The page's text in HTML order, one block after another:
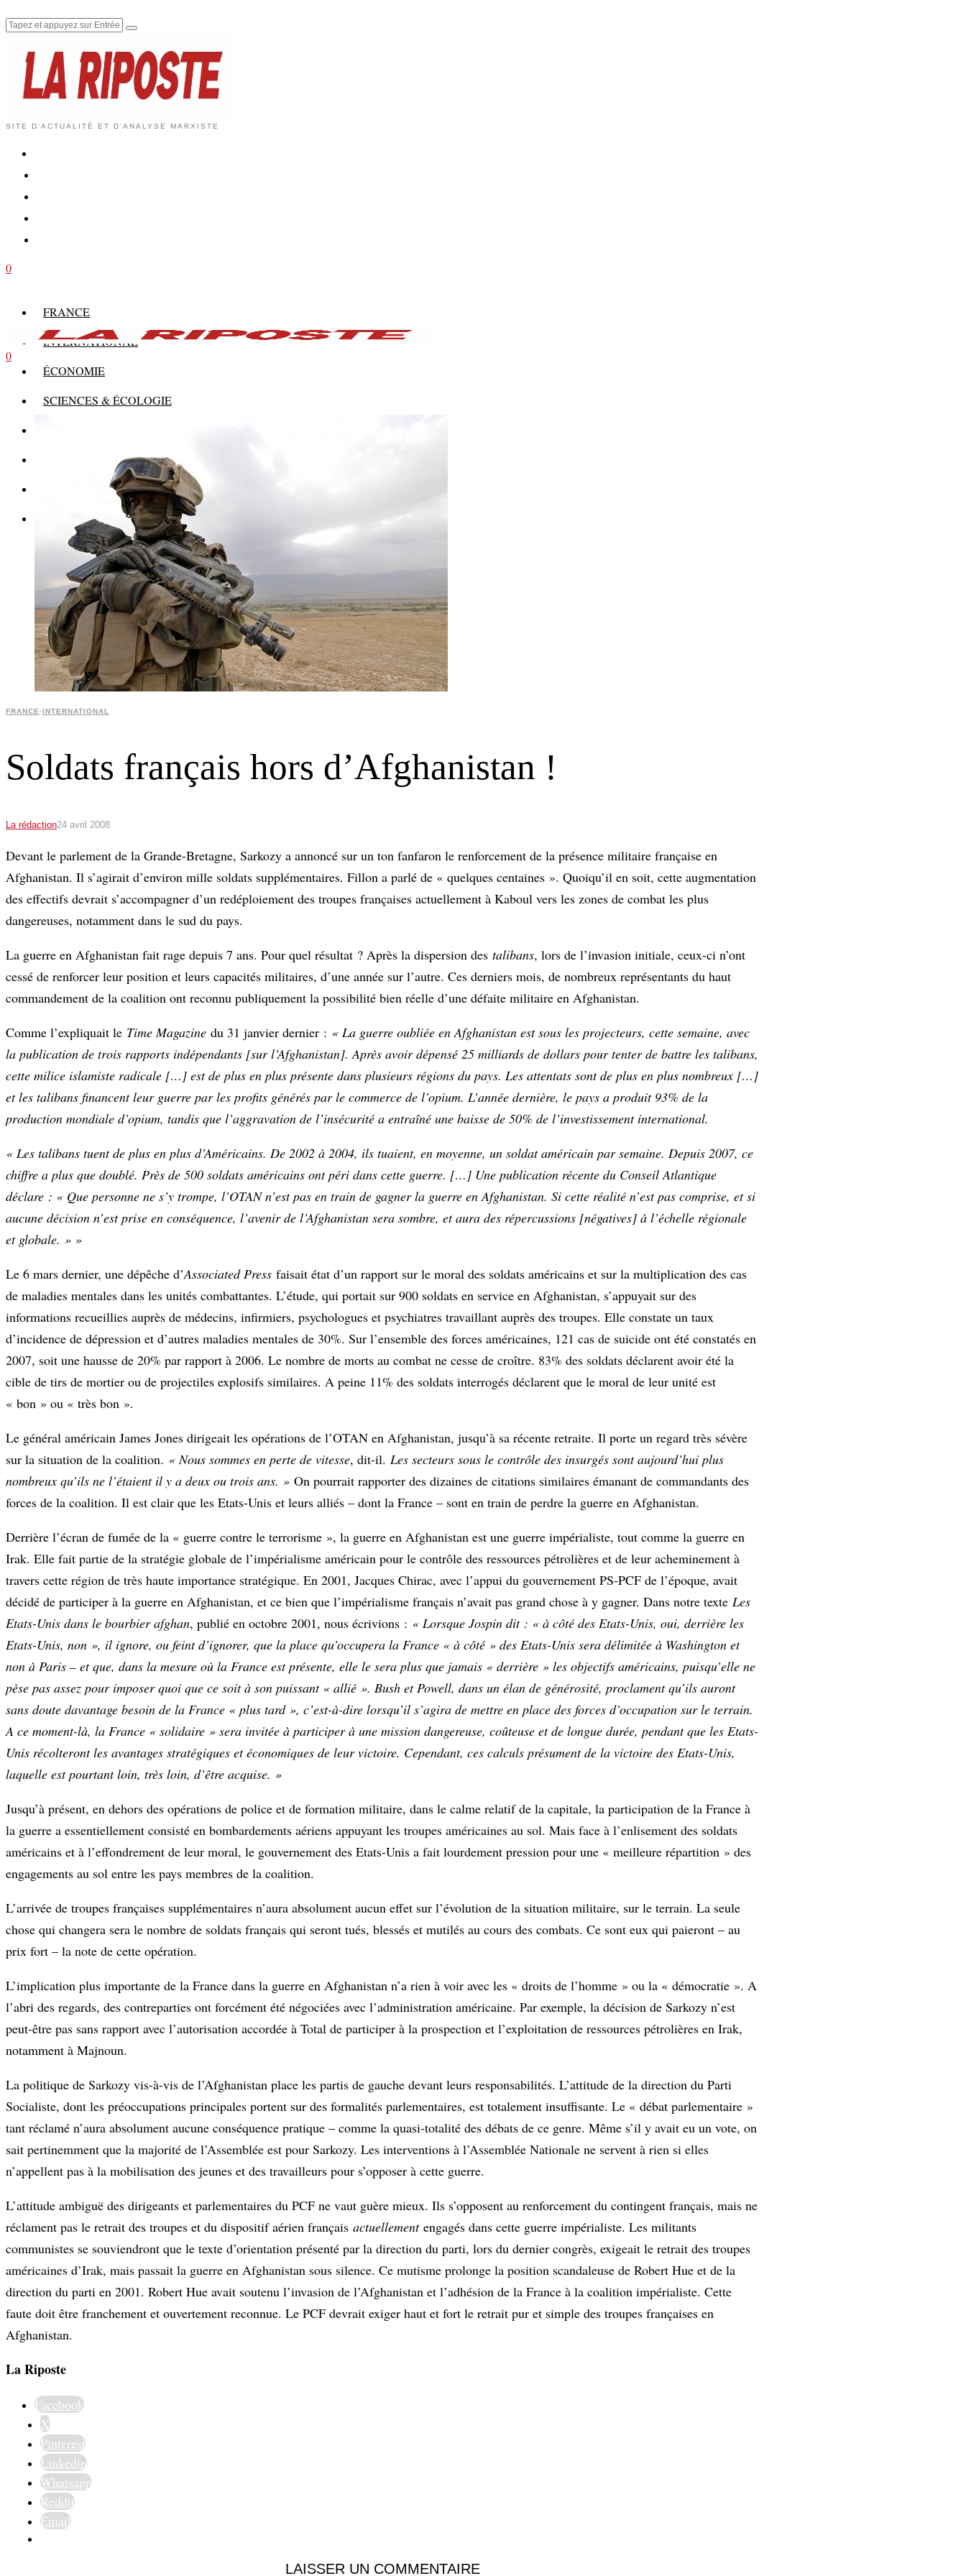
SITE D'ACTUALITÉ ET D'ANALYSE MARXISTE
0
FRANCE
INTERNATIONAL
ÉCONOMIE
SCIENCES & ÉCOLOGIE
MULTIMÉDIAS
0
FRANCE·INTERNATIONAL
Soldats français hors d’Afghanistan !
La rédaction24 avril 2008
Devant le parlement de la Grande-Bretagne, Sarkozy a annoncé sur un ton fanfaron le renforcement de la présence militaire française en
Afghanistan. Il s’agirait d’environ mille soldats supplémentaires. Fillon a parlé de « quelques centaines ». Quoiqu’il en soit, cette augmentation
des effectifs devrait s’accompagner d’un redéploiement des troupes françaises actuellement à Kaboul vers les zones de combat les plus
dangereuses, notamment dans le sud du pays.
La guerre en Afghanistan fait rage depuis 7 ans. Pour quel résultat ? Après la dispersion des talibans, lors de l’invasion initiale, ceux-ci n’ont
cessé de renforcer leur position et leurs capacités militaires, d’une année sur l’autre. Ces derniers mois, de nombreux représentants du haut
commandement de la coalition ont reconnu publiquement la possibilité bien réelle d’une défaite militaire en Afghanistan.
Comme l’expliquait le Time Magazine du 31 janvier dernier : « La guerre oubliée en Afghanistan est sous les projecteurs, cette semaine, avec
la publication de trois rapports indépendants [sur l’Afghanistan]. Après avoir dépensé 25 milliards de dollars pour tenter de battre les talibans,
cette milice islamiste radicale […] est de plus en plus présente dans plusieurs régions du pays. Les attentats sont de plus en plus nombreux […]
et les talibans financent leur guerre par les profits générés par le commerce de l’opium. L’année dernière, le pays a produit 93% de la
production mondiale d’opium, tandis que l’aggravation de l’insécurité a entraîné une baisse de 50% de l’investissement international.
« Les talibans tuent de plus en plus d’Américains. De 2002 à 2004, ils tuaient, en moyenne, un soldat américain par semaine. Depuis 2007, ce
chiffre a plus que doublé. Près de 500 soldats américains ont péri dans cette guerre. […] Une publication récente du Conseil Atlantique
déclare : « Que personne ne s’y trompe, l’OTAN n’est pas en train de gagner la guerre en Afghanistan. Si cette réalité n’est pas comprise, et si
aucune décision n’est prise en conséquence, l’avenir de l’Afghanistan sera sombre, et aura des répercussions [négatives] à l’échelle régionale
et globale. » »
Le 6 mars dernier, une dépêche d’Associated Press faisait état d’un rapport sur le moral des soldats américains et sur la multiplication des cas
de maladies mentales dans les unités combattantes. L’étude, qui portait sur 900 soldats en service en Afghanistan, s’appuyait sur des
informations recueillies auprès de médecins, infirmiers, psychologues et psychiatres travaillant auprès des troupes. Elle constate un taux
d’incidence de dépression et d’autres maladies mentales de 30%. Sur l’ensemble des forces américaines, 121 cas de suicide ont été constatés en
2007, soit une hausse de 20% par rapport à 2006. Le nombre de morts au combat ne cesse de croître. 83% des soldats déclarent avoir été la
cible de tirs de mortier ou de projectiles explosifs similaires. A peine 11% des soldats interrogés déclarent que le moral de leur unité est
« bon » ou « très bon ».
Le général américain James Jones dirigeait les opérations de l’OTAN en Afghanistan, jusqu’à sa récente retraite. Il porte un regard très sévère
sur la situation de la coalition. « Nous sommes en perte de vitesse, dit-il. Les secteurs sous le contrôle des insurgés sont aujourd’hui plus
nombreux qu’ils ne l’étaient il y a deux ou trois ans. » On pourrait rapporter des dizaines de citations similaires émanant de commandants des
forces de la coalition. Il est clair que les Etats-Unis et leurs alliés – dont la France – sont en train de perdre la guerre en Afghanistan.
Derrière l’écran de fumée de la « guerre contre le terrorisme », la guerre en Afghanistan est une guerre impérialiste, tout comme la guerre en
Irak. Elle fait partie de la stratégie globale de l’impérialisme américain pour le contrôle des ressources pétrolières et de leur acheminement à
travers cette région de très haute importance stratégique. En 2001, Jacques Chirac, avec l’appui du gouvernement PS-PCF de l’époque, avait
décidé de participer à la guerre en Afghanistan, et ce bien que l’impérialisme français n’avait pas grand chose à y gagner. Dans notre texte Les
Etats-Unis dans le bourbier afghan, publié en octobre 2001, nous écrivions : « Lorsque Jospin dit : « à côté des Etats-Unis, oui, derrière les
Etats-Unis, non », il ignore, ou feint d’ignorer, que la place qu’occupera la France « à côté » des Etats-Unis sera délimitée à Washington et
non à Paris – et que, dans la mesure où la France est présente, elle le sera plus que jamais « derrière » les objectifs américains, puisqu’elle ne
pèse pas assez pour imposer quoi que ce soit à son puissant « allié ». Bush et Powell, dans un élan de générosité, proclament qu’ils auront
sans doute davantage besoin de la France « plus tard », c’est-à-dire lorsqu’il s’agira de mettre en place des forces d’occupation sur le terrain.
A ce moment-là, la France « solidaire » sera invitée à participer à une mission dangereuse, coûteuse et de longue durée, pendant que les Etats-
Unis récolteront les avantages stratégiques et économiques de leur victoire. Cependant, ces calculs présument de la victoire des Etats-Unis,
laquelle est pourtant loin, très loin, d’être acquise. »
Jusqu’à présent, en dehors des opérations de police et de formation militaire, dans le calme relatif de la capitale, la participation de la France à
la guerre a essentiellement consisté en bombardements aériens appuyant les troupes américaines au sol. Mais face à l’enlisement des soldats
américains et à l’effondrement de leur moral, le gouvernement des Etats-Unis a fait lourdement pression pour une « meilleure répartition » des
engagements au sol entre les pays membres de la coalition.
L’arrivée de troupes françaises supplémentaires n’aura absolument aucun effet sur l’évolution de la situation militaire, sur le terrain. La seule
chose qui changera sera le nombre de soldats français qui seront tués, blessés et mutilés au cours des combats. Ce sont eux qui paieront – au
prix fort – la note de cette opération.
L’implication plus importante de la France dans la guerre en Afghanistan n’a rien à voir avec les « droits de l’homme » ou la « démocratie ». A
l’abri des regards, des contreparties ont forcément été négociées avec l’administration américaine. Par exemple, la décision de Sarkozy n’est
peut-être pas sans rapport avec l’autorisation accordée à Total de participer à la prospection et l’exploitation de ressources pétrolières en Irak,
notamment à Majnoun.
La politique de Sarkozy vis-à-vis de l’Afghanistan place les partis de gauche devant leurs responsabilités. L’attitude de la direction du Parti
Socialiste, dont les préoccupations principales portent sur des formalités parlementaires, est totalement insuffisante. Le « débat parlementaire »
tant réclamé n’aura absolument aucune conséquence pratique – comme la quasi-totalité des débats de ce genre. Même s’il y avait eu un vote, on
sait pertinemment que la majorité de l’Assemblée est pour Sarkozy. Les interventions à l’Assemblée Nationale ne servent à rien si elles
n’appellent pas à la mobilisation des jeunes et des travailleurs pour s’opposer à cette guerre.
L’attitude ambiguë des dirigeants et parlementaires du PCF ne vaut guère mieux. Ils s’opposent au renforcement du contingent français, mais ne
réclament pas le retrait des troupes et du dispositif aérien français actuellementengagés dans cette guerre impérialiste. Les militants
communistes se souviendront que le texte d’orientation présenté par la direction du parti, lors du dernier congrès, exigeait le retrait des troupes
américaines d’Irak, mais passait la guerre en Afghanistan sous silence. Ce mutisme prolonge la position scandaleuse de Robert Hue et de la
direction du parti en 2001. Robert Hue avait soutenu l’invasion de l’Afghanistan et l’adhésion de la France à la coalition impérialiste. Cette
faute doit être franchement et ouvertement reconnue. Le PCF devrait exiger haut et fort le retrait pur et simple des troupes françaises en
Afghanistan.
La Riposte
Facebook
X
Pinterest
Linkedin
Whatsapp
Reddit
Email
LAISSER UN COMMENTAIRE